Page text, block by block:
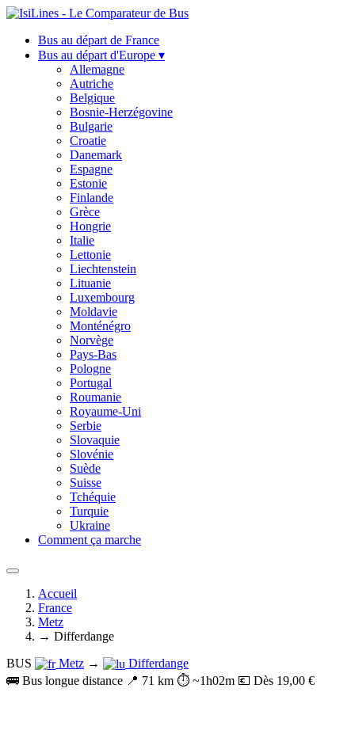
Bus au départ de France
Bus au départ d'Europe ▾
Allemagne
Autriche
Belgique
Bosnie-Herzégovine
Bulgarie
Croatie
Danemark
Espagne
Estonie
Finlande
Grèce
Hongrie
Italie
Lettonie
Liechtenstein
Lituanie
Luxembourg
Moldavie
Monténégro
Norvège
Pays-Bas
Pologne
Portugal
Roumanie
Royaume-Uni
Serbie
Slovaquie
Slovénie
Suède
Suisse
Tchéquie
Turquie
Ukraine
Comment ça marche
Accueil
France
Metz
→ Differdange
BUS
Metz →
Differdange
🚌 Bus longue distance 📍 71 km ⏱️ ~1h02m 💶 Dès 19,00 €